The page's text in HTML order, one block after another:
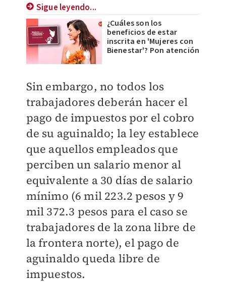
Sigue leyendo...
¿Cuáles son los
beneficios de estar
inscrita en 'Mujeres con
Bienestar'? Pon atención
Sin embargo, no todos los
trabajadores deberán hacer el
pago de impuestos por el cobro
de su aguinaldo; la ley establece
que aquellos empleados que
perciben un salario menor al
equivalente a 30 días de salario
mínimo (6 mil 223.2 pesos y 9
mil 372.3 pesos para el caso se
trabajadores de la zona libre de
la frontera norte), el pago de
aguinaldo queda libre de
impuestos.